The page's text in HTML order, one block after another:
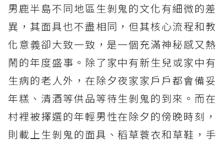
男鹿半島不同地區生剝鬼的文化有細微的差
異，其面具也不盡相同，但其核心流程和教
化意義卻大致一致，是一個充滿神秘感又熱
鬧的年度盛事。除了家中有新生兒或家中有
生病的老人外，在除夕夜家家戶戶都會備妥
年糕、清酒等供品等待生剝鬼的到來。而在
村裡被擇選的年輕男性在除夕的傍晚時刻，
則載上生剝鬼的面具、稻草蓑衣和草鞋，手